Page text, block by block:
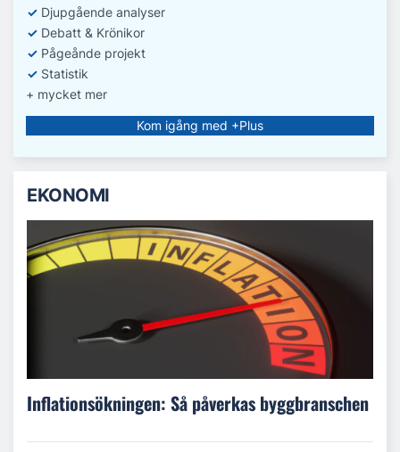
✓ Djupgående analyser
✓ Debatt & Krönikor
✓ Pågeånde projekt
✓ Statistik
+ mycket mer
Kom igång med +Plus
EKONOMI
Inflationsökningen: Så påverkas byggbranschen